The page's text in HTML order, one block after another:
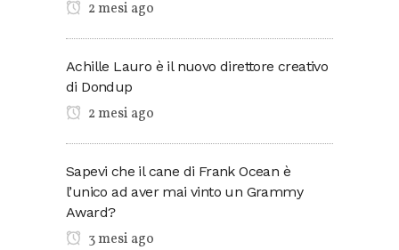
2 mesi ago
Achille Lauro è il nuovo direttore creativo
di Dondup
2 mesi ago
Sapevi che il cane di Frank Ocean è
l’unico ad aver mai vinto un Grammy
Award?
3 mesi ago